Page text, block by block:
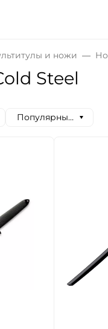
и ножи
Steel
Популярные сначала